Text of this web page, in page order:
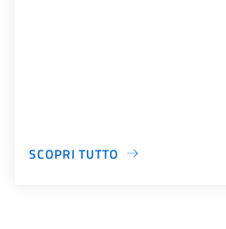
SCOPRI TUTTO